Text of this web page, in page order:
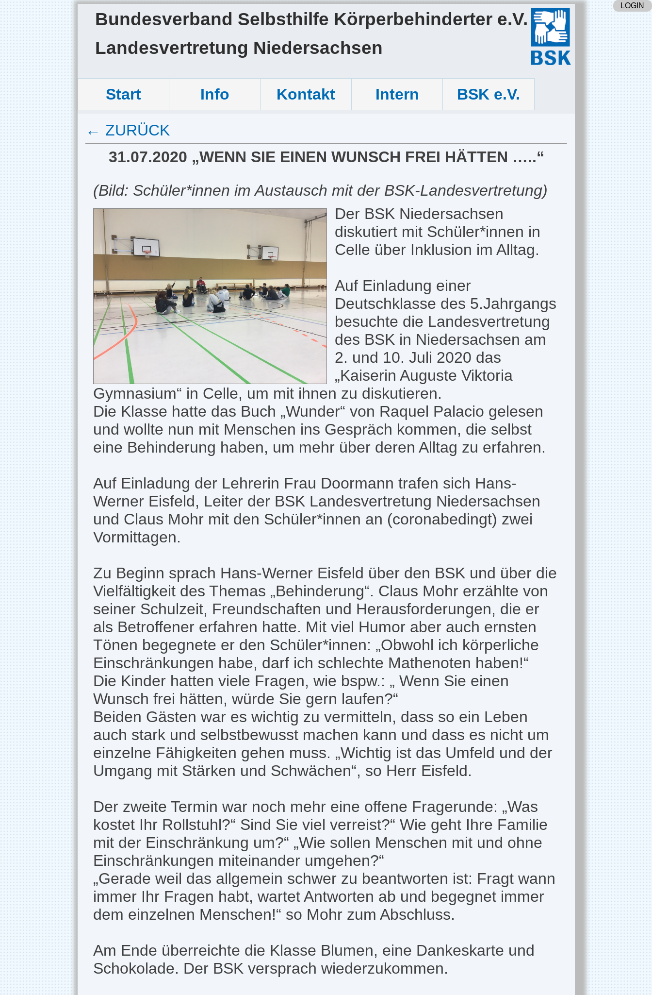
LOGIN
Bundesverband Selbsthilfe Körperbehinderter e.V.
Landesvertretung Niedersachsen
Start Info Kontakt Intern BSK e.V.
← ZURÜCK
31.07.2020 „WENN SIE EINEN WUNSCH FREI HÄTTEN …..“
(Bild: Schüler*innen im Austausch mit der BSK-Landesvertretung)
Der BSK Niedersachsen
diskutiert mit Schüler*innen in
Celle über Inklusion im Alltag.
Auf Einladung einer
Deutschklasse des 5.Jahrgangs
besuchte die Landesvertretung
des BSK in Niedersachsen am
2. und 10. Juli 2020 das
„Kaiserin Auguste Viktoria
Gymnasium“ in Celle, um mit ihnen zu diskutieren.
Die Klasse hatte das Buch „Wunder“ von Raquel Palacio gelesen
und wollte nun mit Menschen ins Gespräch kommen, die selbst
eine Behinderung haben, um mehr über deren Alltag zu erfahren.
Auf Einladung der Lehrerin Frau Doormann trafen sich Hans-
Werner Eisfeld, Leiter der BSK Landesvertretung Niedersachsen
und Claus Mohr mit den Schüler*innen an (coronabedingt) zwei
Vormittagen.
Zu Beginn sprach Hans-Werner Eisfeld über den BSK und über die
Vielfältigkeit des Themas „Behinderung“. Claus Mohr erzählte von
seiner Schulzeit, Freundschaften und Herausforderungen, die er
als Betroffener erfahren hatte. Mit viel Humor aber auch ernsten
Tönen begegnete er den Schüler*innen: „Obwohl ich körperliche
Einschränkungen habe, darf ich schlechte Mathenoten haben!“
Die Kinder hatten viele Fragen, wie bspw.: „ Wenn Sie einen
Wunsch frei hätten, würde Sie gern laufen?“
Beiden Gästen war es wichtig zu vermitteln, dass so ein Leben
auch stark und selbstbewusst machen kann und dass es nicht um
einzelne Fähigkeiten gehen muss. „Wichtig ist das Umfeld und der
Umgang mit Stärken und Schwächen“, so Herr Eisfeld.
Der zweite Termin war noch mehr eine offene Fragerunde: „Was
kostet Ihr Rollstuhl?“ Sind Sie viel verreist?“ Wie geht Ihre Familie
mit der Einschränkung um?“ „Wie sollen Menschen mit und ohne
Einschränkungen miteinander umgehen?“
„Gerade weil das allgemein schwer zu beantworten ist: Fragt wann
immer Ihr Fragen habt, wartet Antworten ab und begegnet immer
dem einzelnen Menschen!“ so Mohr zum Abschluss.
Am Ende überreichte die Klasse Blumen, eine Dankeskarte und
Schokolade. Der BSK versprach wiederzukommen.